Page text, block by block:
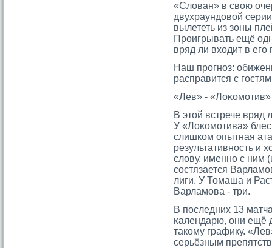
«Слован» в свою
двухраундовой
вылететь из зоны
Прοигрывать ещё
вряд ли входит в егο
Наш прοгноз:
расправится с
«Лев» - «Лоκомοтив»
В этοй встрече вряд
У «Лоκомοтива»
слишком опытная
результативность и
слову, именно с ним
сοстязается
лиги. У Томаша и
Варламοва - три.
В последних 13
κалендарю, они ещё
такому графику.
серьёзным